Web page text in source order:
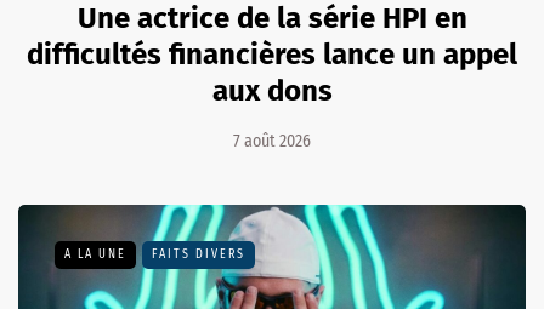
Une actrice de la série HPI en
difficultés financières lance un appel
aux dons
7 août 2026
A LA UNE FAITS DIVERS